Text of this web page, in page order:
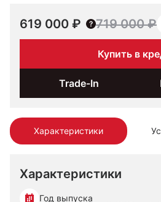
Характеристики
Характеристики
Год выпуска
619 000 ₽ 719 000 ₽
Купить в
Trade-In